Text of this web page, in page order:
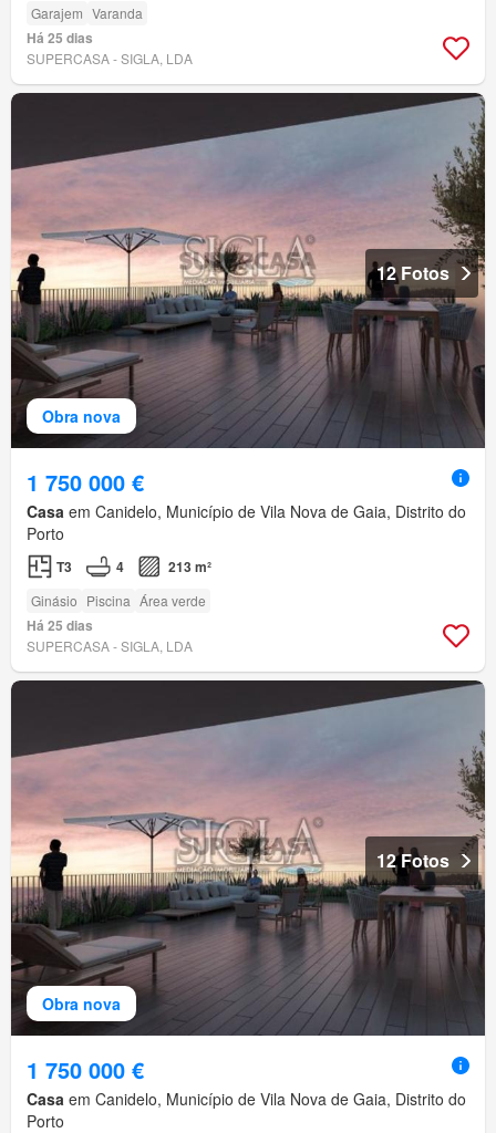
Garajem Varanda
Há 25 dias
SUPERCASA - SIGLA, LDA
Obra nova
12 Fotos
1 750 000 €
Casa em Canidelo, Município de Vila Nova de Gaia, Distrito do
Porto
T3 4 213 m²
Ginásio Piscina Área verde
Há 25 dias
SUPERCASA - SIGLA, LDA
Obra nova
12 Fotos
1 750 000 €
Casa em Canidelo, Município de Vila Nova de Gaia, Distrito do
Porto